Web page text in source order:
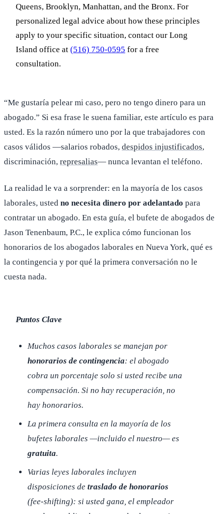
Queens, Brooklyn, Manhattan, and the Bronx. For
personalized legal advice about how these principles
apply to your specific situation, contact our Long
Island office at (516) 750-0595 for a free
consultation.
“Me gustaría pelear mi caso, pero no tengo dinero para un
abogado.” Si esa frase le suena familiar, este artículo es para
usted. Es la razón número uno por la que trabajadores con
casos válidos —salarios robados, despidos injustificados,
discriminación, represalias— nunca levantan el teléfono.
La realidad le va a sorprender: en la mayoría de los casos
laborales, usted no necesita dinero por adelantado para
contratar un abogado. En esta guía, el bufete de abogados de
Jason Tenenbaum, P.C., le explica cómo funcionan los
honorarios de los abogados laborales en Nueva York, qué es
la contingencia y por qué la primera conversación no le
cuesta nada.
Puntos Clave
Muchos casos laborales se manejan por
honorarios de contingencia: el abogado
cobra un porcentaje solo si usted recibe una
compensación. Si no hay recuperación, no
hay honorarios.
La primera consulta en la mayoría de los
bufetes laborales —incluido el nuestro— es
gratuita.
Varias leyes laborales incluyen
disposiciones de traslado de honorarios
(fee-shifting): si usted gana, el empleador